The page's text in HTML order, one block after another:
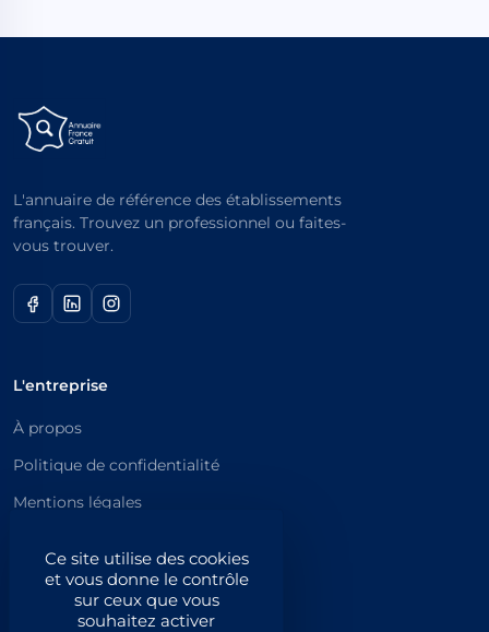
Ce site utilise des cookies
et vous donne le contrôle
sur ceux que vous
souhaitez activer
L'annuaire de référence des établissements
français. Trouvez un professionnel ou faites-
vous trouver.
L'entreprise
À propos
Politique de confidentialité
Mentions légales
Catégories principales
Catégories